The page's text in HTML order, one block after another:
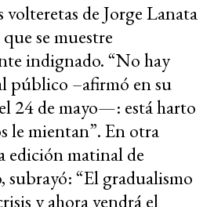
volteretas de Jorge Lanata
se muestre
indignado. “No hay
público –afirmó en su
24 de mayo—: está harto
le mientan”. En otra
edición matinal de
“El gradualismo
y ahora vendrá el